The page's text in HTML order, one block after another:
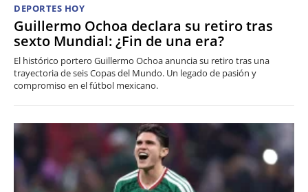
DEPORTES HOY
Guillermo Ochoa declara su retiro tras
sexto Mundial: ¿Fin de una era?
El histórico portero Guillermo Ochoa anuncia su retiro tras una
trayectoria de seis Copas del Mundo. Un legado de pasión y
compromiso en el fútbol mexicano.